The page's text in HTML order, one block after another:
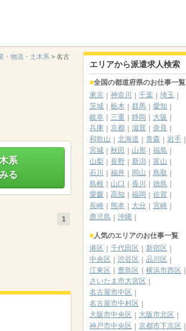
・物流・土木系 > 名古
系
る
1
エリアから派遣求人検索
全国の都道府県のお仕事一覧
東京
神奈川 千葉
埼玉
茨城
栃木 群馬
愛知
岐阜
三重 静岡
大阪
兵庫
京都 滋賀
奈良
和歌山
北海道 青森
岩手
宮城
秋田 山形
福島
山梨
長野 新潟
富山
石川
福井 岡山
鳥取
島根
山口 香川
徳島
愛媛
高知 福岡
佐賀
長崎
熊本 大分
宮崎
鹿児島
沖縄
人気のエリアのお仕事一覧
港区
千代田区
新宿区
中央区
渋谷区
品川区
江東区
豊島区
横浜市西区
さいたま市大宮区
名古屋市中区
名古屋市中村区
大阪市中央区
大阪市北区
神戸市中央区
京都市下京区